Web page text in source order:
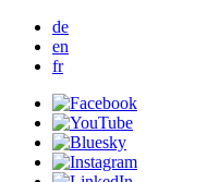
de
en
fr